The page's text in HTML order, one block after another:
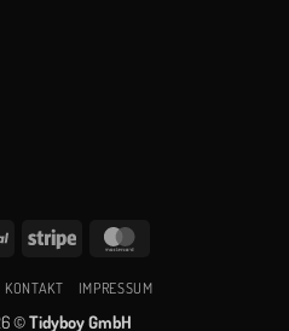
PayPal Stripe
KONTAKT IMPRESSUM
©Tidyboy GmbH